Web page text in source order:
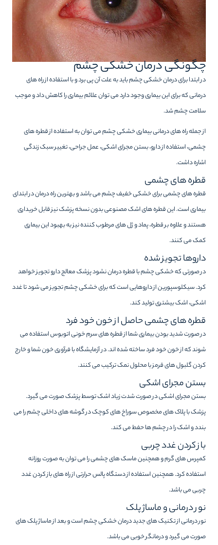
چگونگی درمان خشکی چشم
در ابتدا برای درمان خشکی چشم باید به علت آن پی برد و با استفاده از راه های
درمانی که برای این بیماری وجود دارد می توان علائم بیماری را کاهش داد و موجب
سلامت چشم شد.
از جمله راه های درمانی بیماری خشکی چشم می توان به استفاده از قطره های
چشمی، استفاده از دارو، بستن مجرای اشکی، عمل جراحی، تغییر سبک زندگی
اشاره داشت.
قطره های چشمی
قطره های چشمی برای خشکی خفیف چشم می باشد و بهترین راه درمان در ابتدای
بیماری است. این قطره های اشک مصنوعی بدون نسخه پزشک نیز قابل خریداری
هستند و علاوه بر قطره، پماد و ژل های مرطوب کننده نیز به بهبود این بیماری
کمک می کنند.
داروها تجویز شده
در صورتی که خشکی چشم با قطره درمان نشود پزشک معالج دارو تجویز خواهد
کرد. سیکلوسپورین از داروهایی است که برای خشکی چشم تجویز می شود تا غدد
اشکی، اشک بیشتری تولید کند.
قطره های چشمی حاصل از خون خود فرد
در صورت شدید بودن بیماری شما از قطره های سرم خونی اتوبوس استفاده می
شوند که از خون خود فرد ساخته شده اند. در آزمایشگاه با فرآوری خون شما و خارج
کردن گلبول های قرمز با محلول نمک ترکیب می کنند.
بستن مجرای اشکی
بستن مجرای اشکی در صورت شدت زیاد اشک توسط پزشک صورت می گیرد.
پزشک با پلاک های مخصوص سوراخ های کوچک در گوشه های داخلی چشم را می
بندد و اشک را در چشم ها حفط می کند.
باز کردن غدد چربی
کمپرس های گرم و همچنین ماسک های چشمی را می توان به صورت روزانه
استفاده کرد. همچنین استفاده از دستگاه پالس حرارتی از راه های باز کردن غدد
چربی می باشد.
نور درمانی و ماساژ پلک
نور درمانی از تکنیک های جدید درمان خشکی چشم است و بعد از ماساژ پلک های
صورت می گیرد و درمانگر خوبی می باشد.